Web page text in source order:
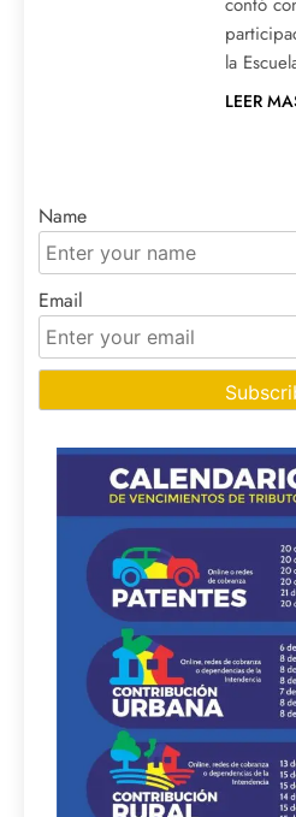
la
LEER
Name
Email